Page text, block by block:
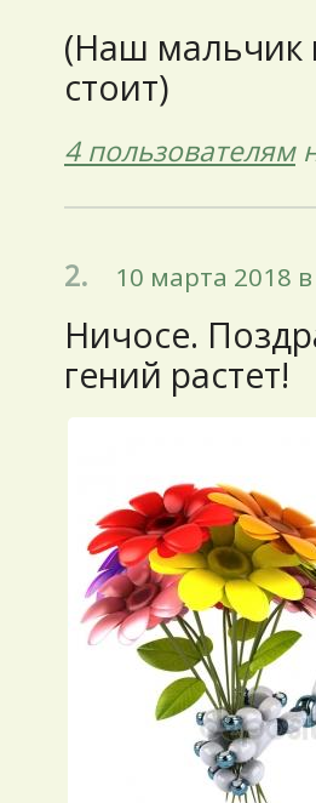
(Наш мальчик
стоит)
4 пользователям
2. 10 марта 2018
Ничосе.
гений растет!